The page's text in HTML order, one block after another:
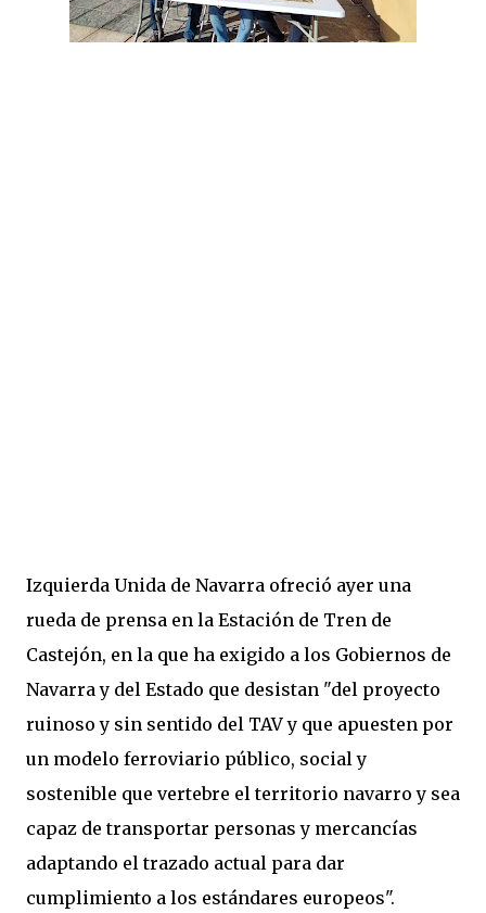
Izquierda Unida de Navarra ofreció ayer una
rueda de prensa en la Estación de Tren de
Castejón, en la que ha exigido a los Gobiernos de
Navarra y del Estado que desistan "del proyecto
ruinoso y sin sentido del TAV y que apuesten por
un modelo ferroviario público, social y
sostenible que vertebre el territorio navarro y sea
capaz de transportar personas y mercancías
adaptando el trazado actual para dar
cumplimiento a los estándares europeos".